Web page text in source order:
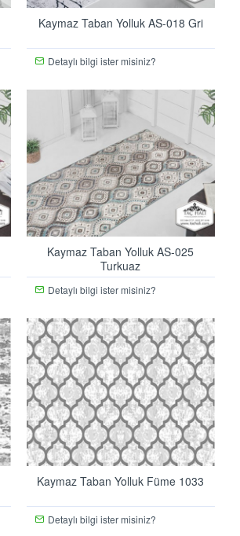
Kaymaz Taban Yolluk AS-018 Gri
Detaylı bilgi ister misiniz?
Kaymaz Taban Yolluk AS-025
Turkuaz
Detaylı bilgi ister misiniz?
Kaymaz Taban Yolluk Füme 1033
Detaylı bilgi ister misiniz?